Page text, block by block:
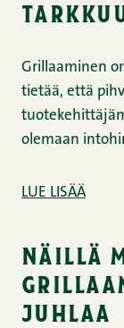
Grillaaminen
tietää, että
olemaan
LUE LISÄÄ
näillä
juhlaa